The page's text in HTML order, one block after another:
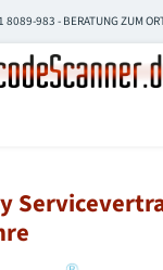
8089-983 - BERATUNG ZUM